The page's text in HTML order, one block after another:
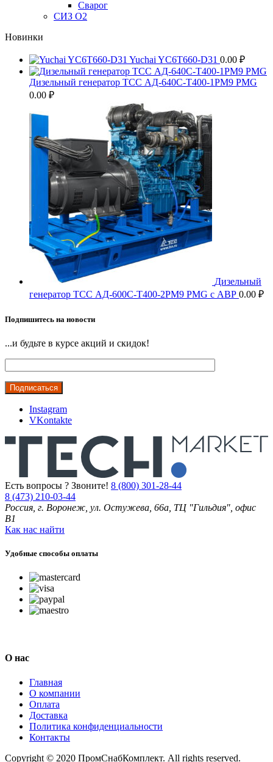
Сварог
СИЗ О2
Новинки
Yuchai YC6T660-D31 0.00 ₽
Дизельный генератор ТСС АД-640С-Т400-1РМ9 PMG
0.00 ₽
Дизельный
генератор ТСС АД-600С-Т400-2РМ9 PMG c АВР 0.00 ₽
Подпишитесь на новости
...и будьте в курсе акций и скидок!
Instagram
VKontakte
Есть вопросы ? Звоните! 8 (800) 301-28-44
8 (473) 210-03-44
Россия, г. Воронеж, ул. Остужева, 66а, ТЦ "Гильдия", офис
В1
Как нас найти
Удобные способы оплаты
О нас
Главная
О компании
Оплата
Доставка
Политика конфиденциальности
Контакты
Copyright © 2020 ПромСнабКомплект. All rights reserved.